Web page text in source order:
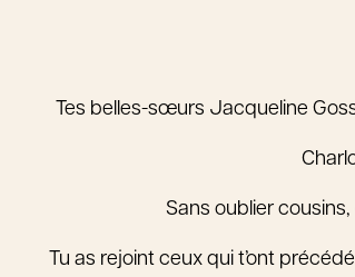
Tes belles-sœurs Jacqueline
Sans oublier
Tu as rejoint ceux qui t’ont